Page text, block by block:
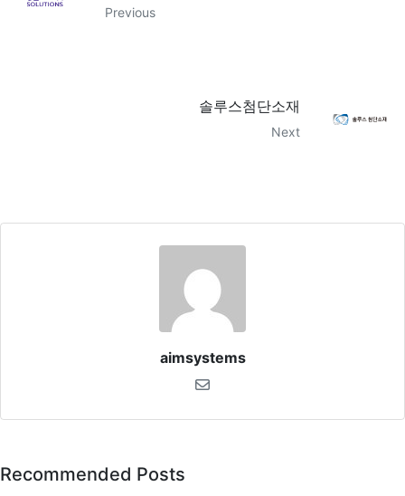
Previous
솔루스첨단소재
Next
aimsystems
Recommended Posts